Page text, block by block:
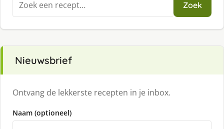
naar:
Zoek
Nieuwsbrief
Ontvang de lekkerste recepten in je inbox.
Naam (optioneel)